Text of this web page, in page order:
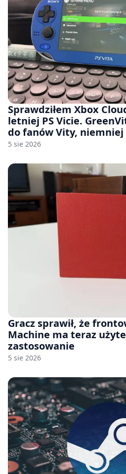
Sprawdziłem Xbox
letniej PS Vicie.
do fanów Vity, niemniej
wiele [FELIETON]
5 sie 2026
Gracz sprawił, że
Machine ma teraz
zastosowanie
5 sie 2026